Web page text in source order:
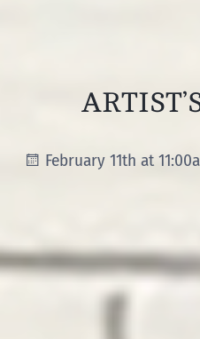
February 11th at